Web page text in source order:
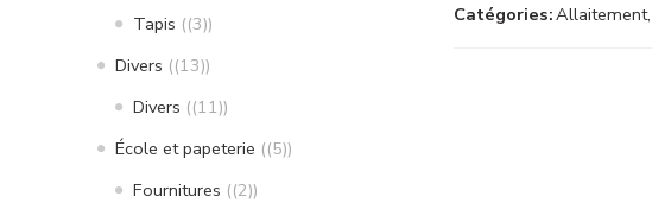
Catégories:Allaitement,
Tapis (3)
Divers (13)
Divers (11)
École et papeterie (5)
Fournitures (2)